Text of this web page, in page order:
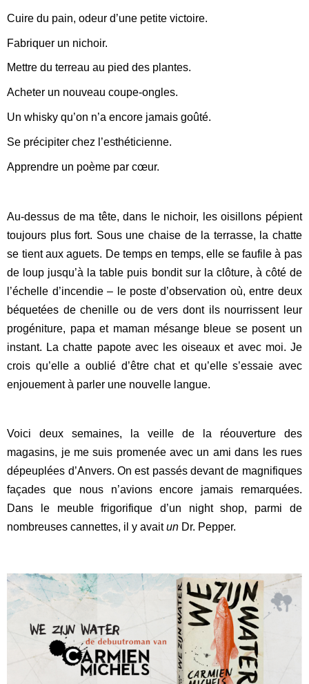
Cuire du pain, odeur d’une petite victoire.
Fabriquer un nichoir.
Mettre du terreau au pied des plantes.
Acheter un nouveau coupe-ongles.
Un whisky qu’on n’a encore jamais goûté.
Se précipiter chez l’esthéticienne.
Apprendre un poème par cœur.
Au-dessus de ma tête, dans le nichoir, les oisillons pépient
toujours plus fort. Sous une chaise de la terrasse, la chatte
se tient aux aguets. De temps en temps, elle se faufile à pas
de loup jusqu’à la table puis bondit sur la clôture, à côté de
l’échelle d’incendie – le poste d’observation où, entre deux
béquetées de chenille ou de vers dont ils nourrissent leur
progéniture, papa et maman mésange bleue se posent un
instant. La chatte papote avec les oiseaux et avec moi. Je
crois qu’elle a oublié d’être chat et qu’elle s’essaie avec
enjouement à parler une nouvelle langue.
Voici deux semaines, la veille de la réouverture des
magasins, je me suis promenée avec un ami dans les rues
dépeuplées d’Anvers. On est passés devant de magnifiques
façades que nous n’avions encore jamais remarquées.
Dans le meuble frigorifique d’un night shop, parmi de
nombreuses cannettes, il y avaitun Dr. Pepper.